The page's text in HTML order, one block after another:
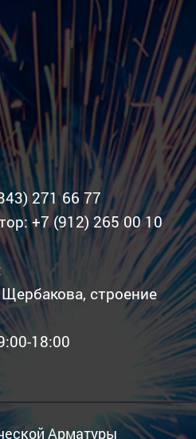
271 66 77
+7 (912) 265 00 10
строение
18:00
Арматуры